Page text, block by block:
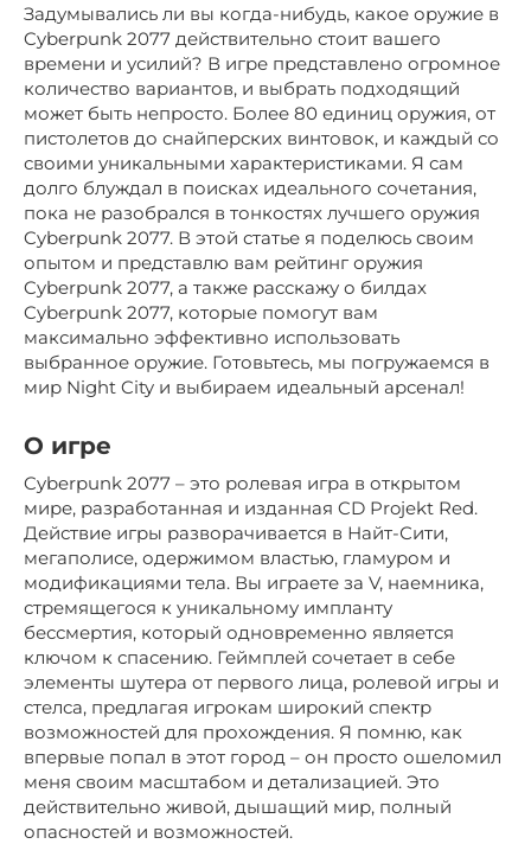
Задумывались ли вы когда-нибудь, какое оружие в
Cyberpunk 2077 действительно стоит вашего
времени и усилий? В игре представлено огромное
количество вариантов, и выбрать подходящий
может быть непросто. Более 80 единиц оружия, от
пистолетов до снайперских винтовок, и каждый со
своими уникальными характеристиками. Я сам
долго блуждал в поисках идеального сочетания,
пока не разобрался в тонкостях лучшего оружия
Cyberpunk 2077. В этой статье я поделюсь своим
опытом и представлю вам рейтинг оружия
Cyberpunk 2077, а также расскажу о билдах
Cyberpunk 2077, которые помогут вам
максимально эффективно использовать
выбранное оружие. Готовьтесь, мы погружаемся в
мир Night City и выбираем идеальный арсенал!
О игре
Cyberpunk 2077 – это ролевая игра в открытом
мире, разработанная и изданная CD Projekt Red.
Действие игры разворачивается в Найт-Сити,
мегаполисе, одержимом властью, гламуром и
модификациями тела. Вы играете за V, наемника,
стремящегося к уникальному импланту
бессмертия, который одновременно является
ключом к спасению. Геймплей сочетает в себе
элементы шутера от первого лица, ролевой игры и
стелса, предлагая игрокам широкий спектр
возможностей для прохождения. Я помню, как
впервые попал в этот город – он просто ошеломил
меня своим масштабом и детализацией. Это
действительно живой, дышащий мир, полный
опасностей и возможностей.